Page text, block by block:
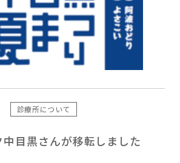
診療所について
目黒さんが移転しました